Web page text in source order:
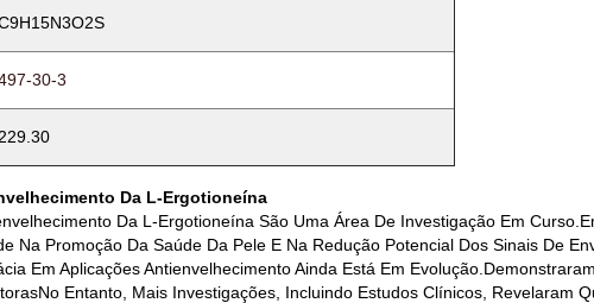
30-3
229.30
Da L-Ergotioneína
Da L-Ergotioneína São Uma Área De Investigação Em
Na Promoção Da Saúde Da Pele E Na Redução Potencial Dos Sinais De
Em Aplicações Antienvelhecimento Ainda Está Em
Entanto, Mais Investigações, Incluindo Estudos Clínicos, Revelaram